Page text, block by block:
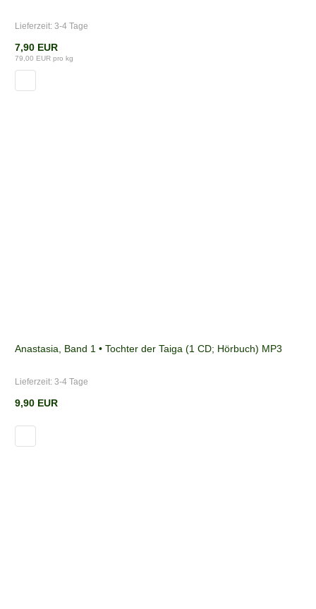
Lieferzeit: 3-4 Tage
7,90 EUR
79,00 EUR pro kg
Anastasia, Band 1 • Tochter der Taiga (1 CD; Hörbuch) MP3
Lieferzeit: 3-4 Tage
9,90 EUR